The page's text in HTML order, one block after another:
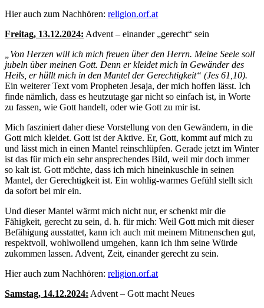
Hier auch zum Nachhören: religion.orf.at
Freitag, 13.12.2024: Advent – einander „gerecht“ sein
„Von Herzen will ich mich freuen über den Herrn. Meine Seele soll
jubeln über meinen Gott. Denn er kleidet mich in Gewänder des
Heils, er hüllt mich in den Mantel der Gerechtigkeit“ (Jes 61,10).
Ein weiterer Text vom Propheten Jesaja, der mich hoffen lässt. Ich
finde nämlich, dass es heutzutage gar nicht so einfach ist, in Worte
zu fassen, wie Gott handelt, oder wie Gott zu mir ist.
Mich fasziniert daher diese Vorstellung von den Gewändern, in die
Gott mich kleidet. Gott ist der Aktive. Er, Gott, kommt auf mich zu
und lässt mich in einen Mantel reinschlüpfen. Gerade jetzt im Winter
ist das für mich ein sehr ansprechendes Bild, weil mir doch immer
so kalt ist. Gott möchte, dass ich mich hineinkuschle in seinen
Mantel, der Gerechtigkeit ist. Ein wohlig-warmes Gefühl stellt sich
da sofort bei mir ein.
Und dieser Mantel wärmt mich nicht nur, er schenkt mir die
Fähigkeit, gerecht zu sein, d. h. für mich: Weil Gott mich mit dieser
Befähigung ausstattet, kann ich auch mit meinem Mitmenschen gut,
respektvoll, wohlwollend umgehen, kann ich ihm seine Würde
zukommen lassen. Advent, Zeit, einander gerecht zu sein.
Hier auch zum Nachhören: religion.orf.at
Samstag, 14.12.2024: Advent – Gott macht Neues